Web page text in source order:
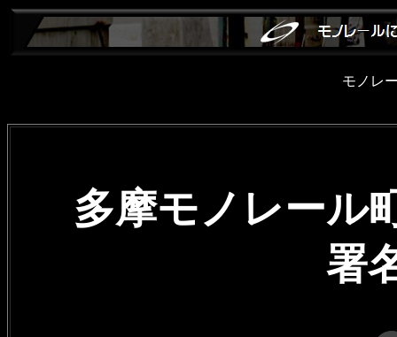
モノレ
多摩モノレール
署